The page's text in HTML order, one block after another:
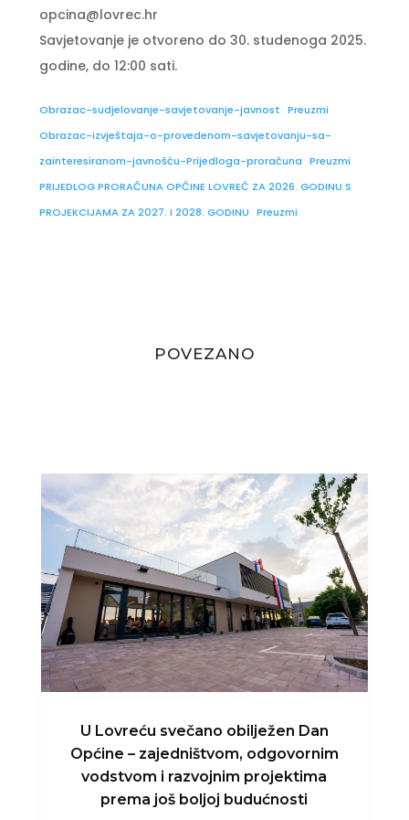
opcina@lovrec.hr
Savjetovanje je otvoreno do 30. studenoga 2025.
godine, do 12:00 sati.
Obrazac-sudjelovanje-savjetovanje-javnost Preuzmi
Obrazac-izvještaja-o-provedenom-savjetovanju-sa-
zainteresiranom-javnošću-Prijedloga-proračuna Preuzmi
PRIJEDLOG PRORAČUNA OPĆINE LOVREĆ ZA 2026. GODINU S
PROJEKCIJAMA ZA 2027. I 2028. GODINU Preuzmi
POVEZANO
U Lovreću svečano obilježen Dan
Općine – zajedništvom, odgovornim
vodstvom i razvojnim projektima
prema još boljoj budućnosti